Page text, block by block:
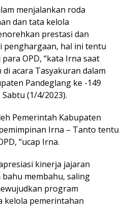
menjalankan roda
dan tata kelola
prestasi dan
penghargaan, hal ini tentu
OPD, “kata Irna saat
acara Tasyakuran dalam
Pandeglang ke -149
(1/4/2023).
Pemerintah Kabupaten
Irna – Tanto tentu
“ucap Irna.
kinerja jajaran
membahu, saling
program
kelola pemerintahan